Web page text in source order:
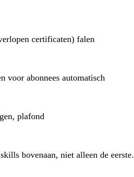
certificaten) falen
voor abonnees automatisch
plafond
bovenaan, niet alleen de eerste.